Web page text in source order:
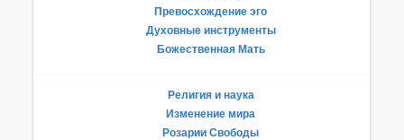
Превосхождение эго
Духовные инструменты
Божественная Мать
Религия и наука
Изменение мира
Розарии Свободы